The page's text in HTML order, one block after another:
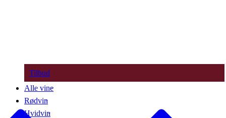
Tilbud
Alle vine
Rødvin
Hvidvin